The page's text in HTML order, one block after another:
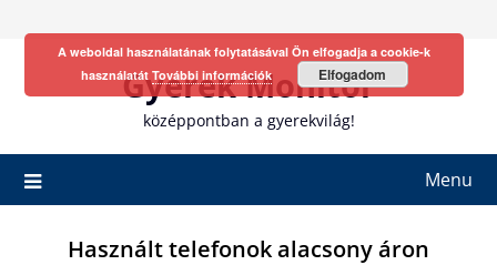
Gyerek Monitor
középpontban a gyerekvilág!
Menu
Használt telefonok alacsony áron
A weboldal használatának folytatásával Ön elfogadja a cookie-k
használatát További információk Elfogadom